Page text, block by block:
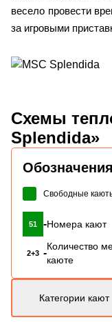
весело провести
за игровыми
Схемы
Splendida»
Свободные
51 -Номера кают
2+3 -
Количество
каюте
Категории кают